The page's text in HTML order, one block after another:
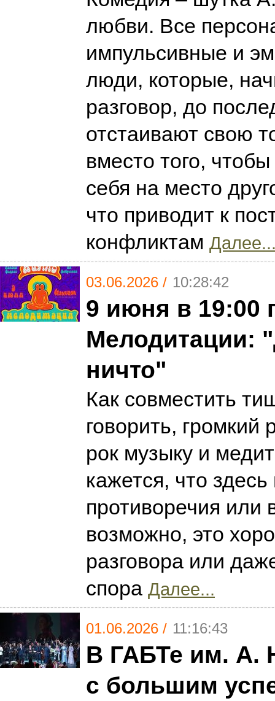
любви. Все
импульсивные и
люди, которые,
разговор, до
отстаивают свою
вместо того,
себя на место
что приводит к
конфликтам
03.06.2026 / 10:28:42
9 июня в 19:00
Мелодитации:
ничто"
Как совместить
говорить, громкий
рок музыку и
кажется, что здесь
противоречия или
возможно, это
разговора или
спора Далее...
01.06.2026 / 11:16:43
В ГАБТе им. А.
с большим